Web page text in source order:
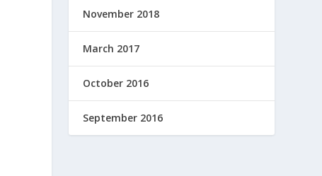
November 2018
March 2017
October 2016
September 2016